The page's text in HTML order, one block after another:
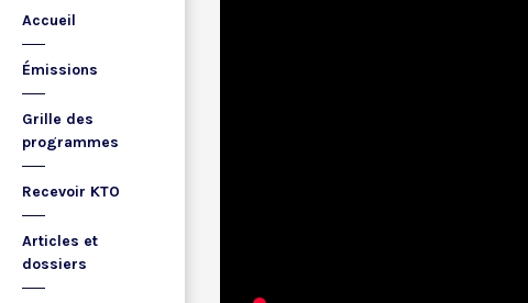
Accueil
Émissions
Grille des
programmes
Recevoir KTO
Articles et
dossiers